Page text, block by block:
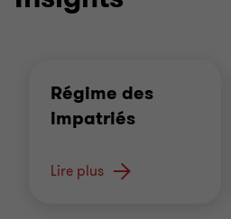
Régime des
impatriés
Lire plus